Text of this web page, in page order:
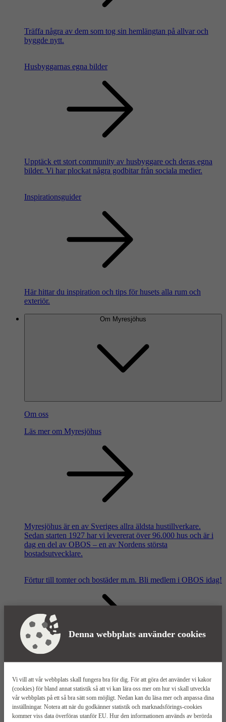
Denna webbplats använder cookies
Vi vill att vår webbplats skall fungera bra för dig. För att göra det använder vi kakor
(cookies) för bland annat statistik så att vi kan lära oss mer om hur vi skall utveckla
vår webbplats på ett så bra sätt som möjligt. Nedan kan du läsa mer och anpassa dina
inställningar. Notera att när du godkänner statistik och marknadsförings-cookies
kommer viss data överföras utanför EU. Hur den informationen används av berörda
Träffa några av dem som tog sin hemlängtan på allvar och
byggde nytt.
Husbyggarnas egna bilder
Upptäck ett stort community av husbyggare och deras egna
bilder. Vi har plockat några godbitar från sociala medier.
Inspirationsguider
Här hittar du inspiration och tips för husets alla rum och
exteriör.
Om Myresjöhus
Om oss
Läs mer om Myresjöhus
Myresjöhus är en av Sveriges allra äldsta hustillverkare.
Sedan starten 1927 har vi levererat över 96.000 hus och är i
dag en del av OBOS – en av Nordens största
bostadsutvecklare.
Förtur till tomter och bostäder m.m. Bli medlem i OBOS idag!
Våra säljkontor